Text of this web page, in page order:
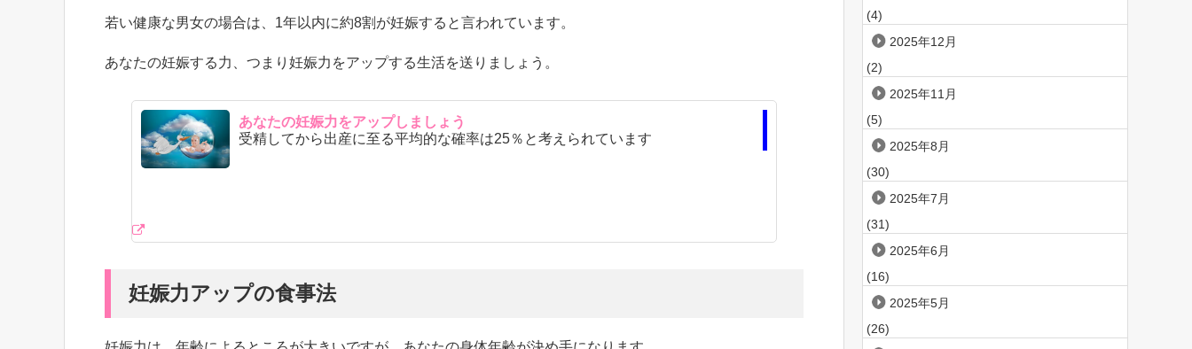
若い健康な男女の場合は、1年以内に約8割が妊娠すると言われています。
あなたの妊娠する力、つまり妊娠力をアップする生活を送りましょう。
あなたの妊娠力をアップしましょう
受精してから出産に至る平均的な確率は25％と考えられています
妊娠力アップの食事法
(4)
2025年12月
(2)
2025年11月
(5)
2025年8月
(30)
2025年7月
(31)
2025年6月
(16)
2025年5月
(26)